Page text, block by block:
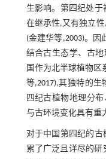
生影响。第四纪处
在继承性,又有独立
(金建华等,2003)。因
结合古生态学、古
国作为北半球植物区
等,2017),其独特的生
四纪古植物地理分
与古环境变化具有重
对于中国第四纪的
累了广泛且详尽的研